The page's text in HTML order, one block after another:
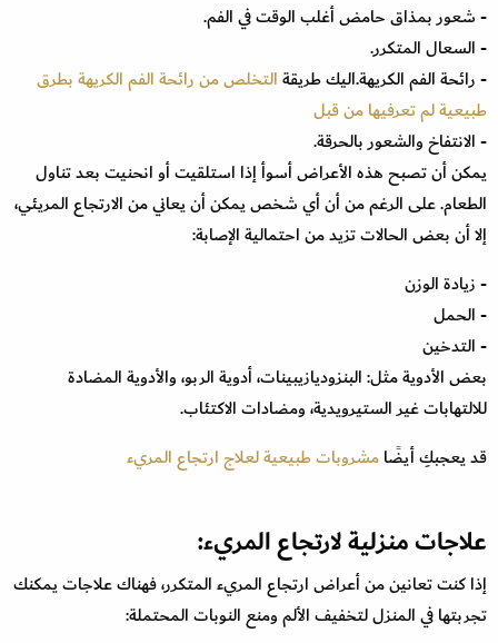
- شعور بمذاق حامض أغلب الوقت في الفم.
- السعال المتكرر.
- رائحة الفم الكريهة.اليك طريقةالتخلص من رائحة الفم الكريهة بطرق
طبيعية لم تعرفيها من قبل
- الانتفاخ والشعور بالحرقة.
يمكن أن تصبح هذه الأعراض أسوأ إذا استلقيت أو انحنيت بعد تناول
الطعام. على الرغم من أن أي شخص يمكن أن يعاني من الارتجاع المريئي،
إلا أن بعض الحالات تزيد من احتمالية الإصابة:
- زيادة الوزن
- الحمل
- التدخين
بعض الأدوية مثل: البنزوديازيبينات، أدوية الربو، والأدوية المضادة
للالتهابات غير الستيرويدية، ومضادات الاكتئاب.
قد يعجبكِ أيضًامشروبات طبيعية لعلاج ارتجاع المريء
علاجات منزلية لارتجاع المريء:
إذا كنت تعانين من أعراض ارتجاع المريء المتكرر، فهناك علاجات يمكنك
تجربتها في المنزل لتخفيف الألم ومنع النوبات المحتملة: